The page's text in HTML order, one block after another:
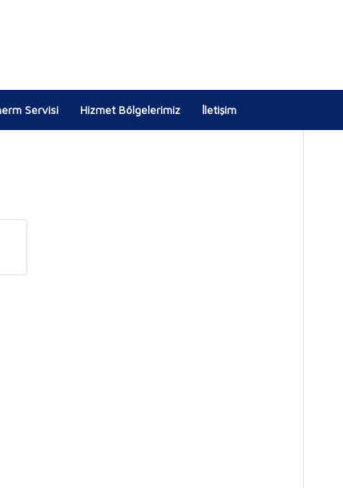
Servisi Hizmet Bölgelerimiz İletişim